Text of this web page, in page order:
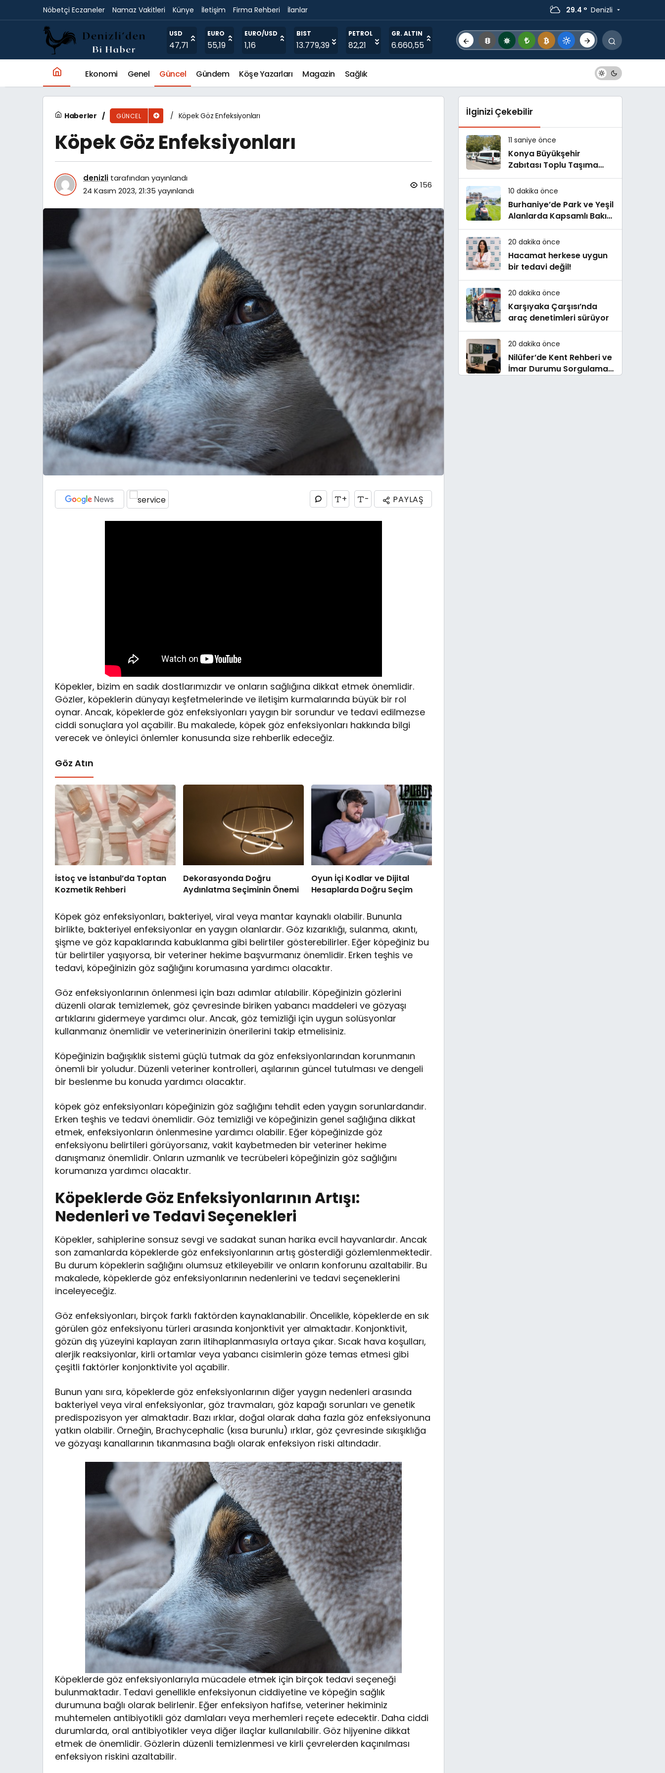
Nöbetçi Eczaneler Namaz Vakitleri Künye İletişim Firma Rehberi İlanlar 29.4 ° Denizli
USD
47,71
EURO
55,19
EURO/USD
1,16
BIST
13.779,39
PETROL
82,21
GR. ALTIN
6.660,55
Ekonomi Genel Güncel Gündem Köşe Yazarları Magazin Sağlık
Haberler GÜNCEL Köpek Göz Enfeksiyonları
Köpek Göz Enfeksiyonları
denizli tarafından yayınlandı
24 Kasım 2023, 21:35 yayınlandı
156
+ - PAYLAŞ
Köpekler, bizim en sadık dostlarımızdır ve onların sağlığına dikkat etmek önemlidir.
Gözler, köpeklerin dünyayı keşfetmelerinde ve iletişim kurmalarında büyük bir rol
oynar. Ancak, köpeklerde göz enfeksiyonları yaygın bir sorundur ve tedavi edilmezse
ciddi sonuçlara yol açabilir. Bu makalede, köpek göz enfeksiyonları hakkında bilgi
verecek ve önleyici önlemler konusunda size rehberlik edeceğiz.
Göz Atın
İstoç ve İstanbul’da Toptan
Kozmetik Rehberi
Dekorasyonda Doğru
Aydınlatma Seçiminin Önemi
Oyun İçi Kodlar ve Dijital
Hesaplarda Doğru Seçim
Köpek göz enfeksiyonları, bakteriyel, viral veya mantar kaynaklı olabilir. Bununla
birlikte, bakteriyel enfeksiyonlar en yaygın olanlardır. Göz kızarıklığı, sulanma, akıntı,
şişme ve göz kapaklarında kabuklanma gibi belirtiler gösterebilirler. Eğer köpeğiniz bu
tür belirtiler yaşıyorsa, bir veteriner hekime başvurmanız önemlidir. Erken teşhis ve
tedavi, köpeğinizin göz sağlığını korumasına yardımcı olacaktır.
Göz enfeksiyonlarının önlenmesi için bazı adımlar atılabilir. Köpeğinizin gözlerini
düzenli olarak temizlemek, göz çevresinde biriken yabancı maddeleri ve gözyaşı
artıklarını gidermeye yardımcı olur. Ancak, göz temizliği için uygun solüsyonlar
kullanmanız önemlidir ve veterinerinizin önerilerini takip etmelisiniz.
Köpeğinizin bağışıklık sistemi güçlü tutmak da göz enfeksiyonlarından korunmanın
önemli bir yoludur. Düzenli veteriner kontrolleri, aşılarının güncel tutulması ve dengeli
bir beslenme bu konuda yardımcı olacaktır.
köpek göz enfeksiyonları köpeğinizin göz sağlığını tehdit eden yaygın sorunlardandır.
Erken teşhis ve tedavi önemlidir. Göz temizliği ve köpeğinizin genel sağlığına dikkat
etmek, enfeksiyonların önlenmesine yardımcı olabilir. Eğer köpeğinizde göz
enfeksiyonu belirtileri görüyorsanız, vakit kaybetmeden bir veteriner hekime
danışmanız önemlidir. Onların uzmanlık ve tecrübeleri köpeğinizin göz sağlığını
korumanıza yardımcı olacaktır.
Köpeklerde Göz Enfeksiyonlarının Artışı:
Nedenleri ve Tedavi Seçenekleri
Köpekler, sahiplerine sonsuz sevgi ve sadakat sunan harika evcil hayvanlardır. Ancak
son zamanlarda köpeklerde göz enfeksiyonlarının artış gösterdiği gözlemlenmektedir.
Bu durum köpeklerin sağlığını olumsuz etkileyebilir ve onların konforunu azaltabilir. Bu
makalede, köpeklerde göz enfeksiyonlarının nedenlerini ve tedavi seçeneklerini
inceleyeceğiz.
Göz enfeksiyonları, birçok farklı faktörden kaynaklanabilir. Öncelikle, köpeklerde en sık
görülen göz enfeksiyonu türleri arasında konjonktivit yer almaktadır. Konjonktivit,
gözün dış yüzeyini kaplayan zarın iltihaplanmasıyla ortaya çıkar. Sıcak hava koşulları,
alerjik reaksiyonlar, kirli ortamlar veya yabancı cisimlerin göze temas etmesi gibi
çeşitli faktörler konjonktivite yol açabilir.
Bunun yanı sıra, köpeklerde göz enfeksiyonlarının diğer yaygın nedenleri arasında
bakteriyel veya viral enfeksiyonlar, göz travmaları, göz kapağı sorunları ve genetik
predispozisyon yer almaktadır. Bazı ırklar, doğal olarak daha fazla göz enfeksiyonuna
yatkın olabilir. Örneğin, Brachycephalic (kısa burunlu) ırklar, göz çevresinde sıkışıklığa
ve gözyaşı kanallarının tıkanmasına bağlı olarak enfeksiyon riski altındadır.
Köpeklerde göz enfeksiyonlarıyla mücadele etmek için birçok tedavi seçeneği
bulunmaktadır. Tedavi genellikle enfeksiyonun ciddiyetine ve köpeğin sağlık
durumuna bağlı olarak belirlenir. Eğer enfeksiyon hafifse, veteriner hekiminiz
muhtemelen antibiyotikli göz damlaları veya merhemleri reçete edecektir. Daha ciddi
durumlarda, oral antibiyotikler veya diğer ilaçlar kullanılabilir. Göz hijyenine dikkat
etmek de önemlidir. Gözlerin düzenli temizlenmesi ve kirli çevrelerden kaçınılması
enfeksiyon riskini azaltabilir.
Köpek Göz Enfeksiyonları
İlginizi Çekebilir
11 saniye önce
Konya Büyükşehir
Zabıtası Toplu Taşıma
Denetimlerini Sürdürüyor
10 dakika önce
Burhaniye’de Park ve Yeşil
Alanlarda Kapsamlı Bakım
Çalışmaları Sürüyor
20 dakika önce
Hacamat herkese uygun
bir tedavi değil!
20 dakika önce
Karşıyaka Çarşısı’nda
araç denetimleri sürüyor
20 dakika önce
Nilüfer’de Kent Rehberi ve
İmar Durumu Sorgulama